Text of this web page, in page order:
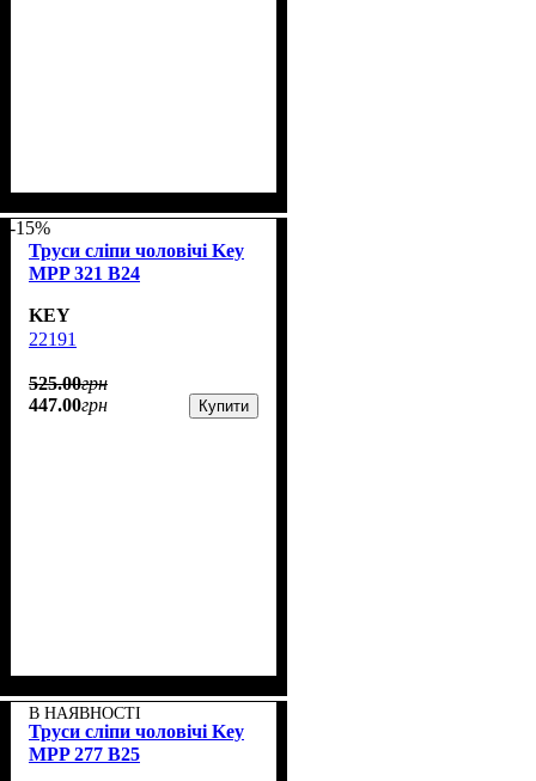
-15%
Труси сліпи чоловічі Key
MPP 321 B24
KEY
22191
525.00грн
447.00грн Купити
В НАЯВНОСТІ
Труси сліпи чоловічі Key
MPP 277 B25